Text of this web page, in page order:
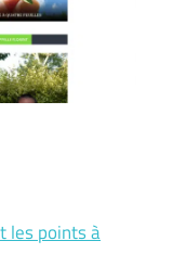
les points à